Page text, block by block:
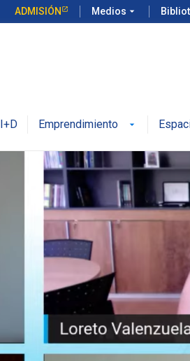
ADMISIÓN Medios arrow_drop_down
I+D Emprendimiento